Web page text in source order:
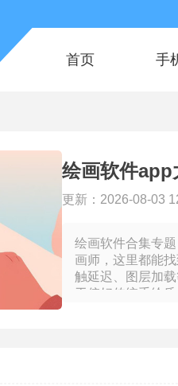
首页 手
绘画软件app
更新：2026-08-03
绘画软件合集专
画师，这里都能
触延迟、图层加
于偏好传统手绘